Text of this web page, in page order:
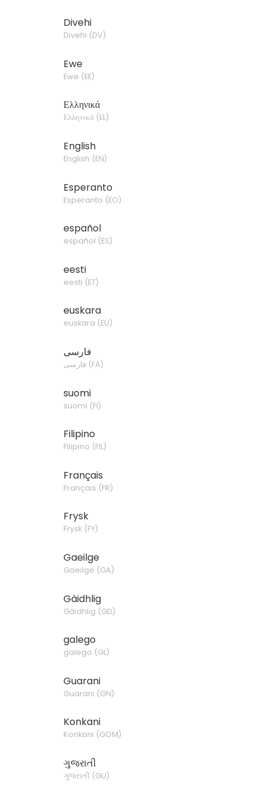
Divehi
Divehi (DV)
Ewe
Ewe (EE)
Ελληνικά
Ελληνικά(EL)
English
English (EN)
Esperanto
Esperanto (EO)
español
español (ES)
eesti
eesti (ET)
euskara
euskara (EU)
فارسی
فارسی (FA)
suomi
suomi (FI)
Filipino
Filipino (FIL)
Français
Français (FR)
Frysk
Frysk(FY)
Gaeilge
Gaeilge (GA)
Gàidhlig
Gàidhlig (GD)
galego
galego (GL)
Guarani
Guarani (GN)
Konkani
Konkani (GOM)
ગુજરાતી
ગુજરાતી (GU)